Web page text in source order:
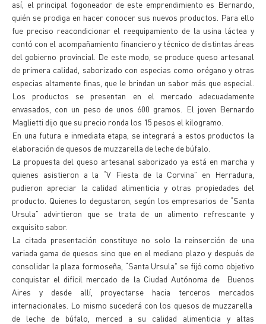
así, el principal fogoneador de este emprendimiento es Bernardo,
quién se prodiga en hacer conocer sus nuevos productos. Para ello
fue preciso reacondicionar el reequipamiento de la usina láctea y
contó con el acompañamiento financiero y técnico de distintas áreas
del gobierno provincial. De este modo, se produce queso artesanal
de primera calidad, saborizado con especias como orégano y otras
especias altamente finas, que le brindan un sabor más que especial.
Los productos se presentan en el mercado adecuadamente
envasados, con un peso de unos 600 gramos. El joven Bernardo
Maglietti dijo que su precio ronda los 15 pesos el kilogramo.
En una futura e inmediata etapa, se integrará a estos productos la
elaboración de quesos de muzzarella de leche de búfalo.
La propuesta del queso artesanal saborizado ya está en marcha y
quienes asistieron a la “V Fiesta de la Corvina” en Herradura,
pudieron apreciar la calidad alimenticia y otras propiedades del
producto. Quienes lo degustaron, según los empresarios de “Santa
Ursula” advirtieron que se trata de un alimento refrescante y
exquisito sabor.
La citada presentación constituye no solo la reinserción de una
variada gama de quesos sino que en el mediano plazo y después de
consolidar la plaza formoseña, “Santa Ursula” se fijó como objetivo
conquistar el difícil mercado de la Ciudad Autónoma de Buenos
Aires y desde allí, proyectarse hacia terceros mercados
internacionales. Lo mismo sucederá con los quesos de muzzarella
de leche de búfalo, merced a su calidad alimenticia y altas